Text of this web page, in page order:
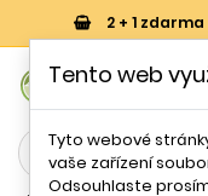
2 + 1
Tento web
Tyto webové
vaše zařízení
Odsouhlaste